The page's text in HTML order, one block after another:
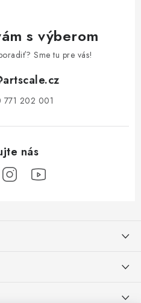
s výberom
Sme tu pre vás!
artscale.cz
771 202 001​